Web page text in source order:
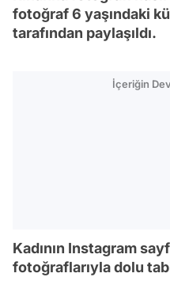
fotoğraf 6 yaşındaki
tarafından paylaşıldı.
İçeriğin
Kadının Instagram
fotoğraflarıyla dolu